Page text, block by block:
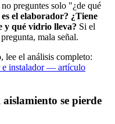
preguntes solo "¿de qué
el elaborador? ¿Tiene
y qué vidrio lleva? Si el
mala señal.
lee el análisis completo:
e instalador — artículo
se pierde